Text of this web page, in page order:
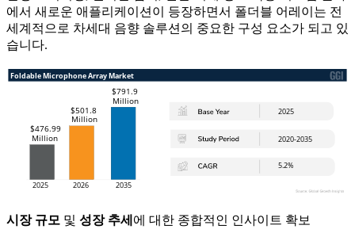
에서 새로운 애플리케이션이 등장하면서 폴더블 어레이는 전
세계적으로 차세대 음향 솔루션의 중요한 구성 요소가 되고 있
습니다.
시장 규모 및 성장 추세 에 대한 종합적인 인사이트 확보